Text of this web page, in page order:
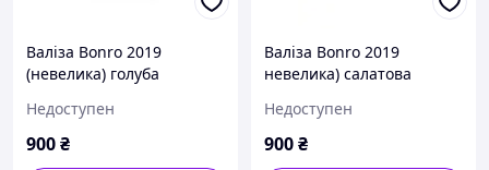
Валіза Bonro 2019
(невелика) голуба
Недоступен
900₴
Валіза Bonro 2019
невелика) салатова
Недоступен
900₴